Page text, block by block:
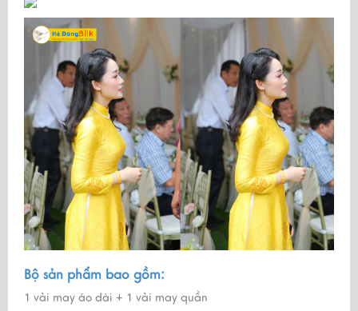
Bộ sản phẩm bao gồm:
1 vải may áo dài + 1 vải may quần